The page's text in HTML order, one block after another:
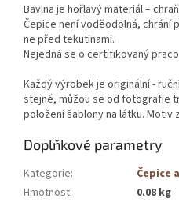
Bavlna je hořlavý materiál –
Čepice není voděodolná, chrání
ne před tekutinami.
Nejedná se o certifikovaný
Každý výrobek je originální -
stejné, můžou se od fotografie
položení šablony na látku. Motiv
Doplňkové parametry
Kategorie:
Čepice
Hmotnost:
0.08 kg